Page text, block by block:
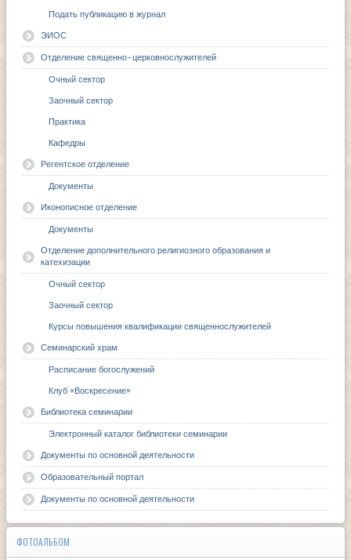
Подать публикацию в журнал
ЭИОС
Отделение священно-церковнослужителей
Очный сектор
Заочный сектор
Практика
Кафедры
Регентское отделение
Документы
Иконописное отделение
Документы
Отделение дополнительного религиозного образования и
катехизации
Очный сектор
Заочный сектор
Курсы повышения квалификации священнослужителей
Семинарский храм
Расписание богослужений
Клуб «Воскресение»
Библиотека семинарии
Электронный каталог библиотеки семинарии
Документы по основной деятельности
Образовательный портал
Документы по основной деятельности
ФОТОАЛЬБОМ